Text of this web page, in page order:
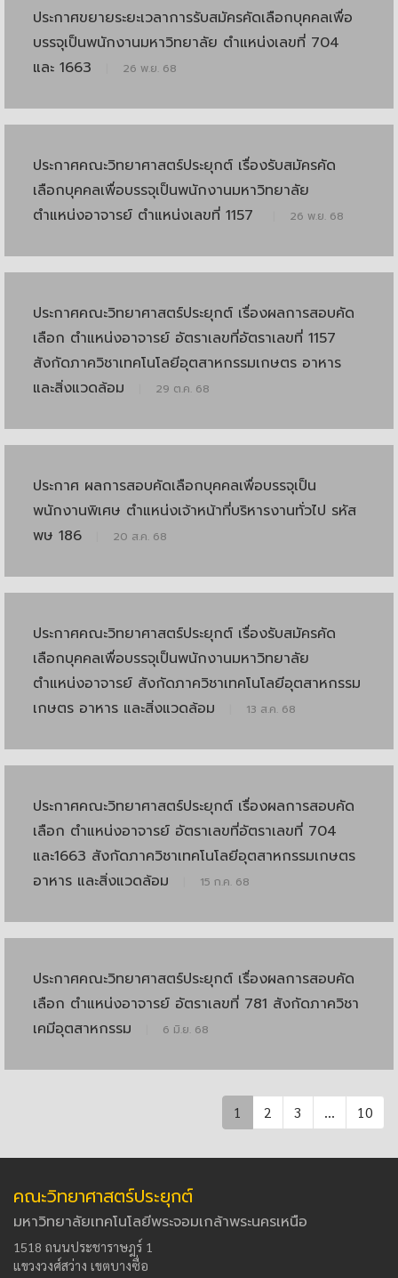
ประกาศขยายระยะเวลาการรับสมัครคัดเลือกบุคคลเพื่อ
บรรจุเป็นพนักงานมหาวิทยาลัย ตำแหน่งเลขที่ 704
และ 1663
26 พ.ย. 68
ประกาศคณะวิทยาศาสตร์ประยุกต์ เรื่องรับสมัครคัด
เลือกบุคคลเพื่อบรรจุเป็นพนักงานมหาวิทยาลัย
ตำแหน่งอาจารย์ ตำแหน่งเลขที่ 1157
26 พ.ย. 68
ประกาศคณะวิทยาศาสตร์ประยุกต์ เรื่องผลการสอบคัด
เลือก ตำแหน่งอาจารย์ อัตราเลขที่อัตราเลขที่ 1157
สังกัดภาควิชาเทคโนโลยีอุตสาหกรรมเกษตร อาหาร
และสิ่งแวดล้อม
29 ต.ค. 68
ประกาศ ผลการสอบคัดเลือกบุคคลเพื่อบรรจุเป็น
พนักงานพิเศษ ตำแหน่งเจ้าหน้าที่บริหารงานทั่วไป รหัส
พษ 186
20 ส.ค. 68
ประกาศคณะวิทยาศาสตร์ประยุกต์ เรื่องรับสมัครคัด
เลือกบุคคลเพื่อบรรจุเป็นพนักงานมหาวิทยาลัย
ตำแหน่งอาจารย์ สังกัดภาควิชาเทคโนโลยีอุตสาหกรรม
เกษตร อาหาร และสิ่งแวดล้อม
13 ส.ค. 68
ประกาศคณะวิทยาศาสตร์ประยุกต์ เรื่องผลการสอบคัด
เลือก ตำแหน่งอาจารย์ อัตราเลขที่อัตราเลขที่ 704
และ1663 สังกัดภาควิชาเทคโนโลยีอุตสาหกรรมเกษตร
อาหาร และสิ่งแวดล้อม
15 ก.ค. 68
ประกาศคณะวิทยาศาสตร์ประยุกต์ เรื่องผลการสอบคัด
เลือก ตำแหน่งอาจารย์ อัตราเลขที่ 781 สังกัดภาควิชา
เคมีอุตสาหกรรม
6 มิ.ย. 68
1 2 3 ... 10
คณะวิทยาศาสตร์ประยุกต์
มหาวิทยาลัยเทคโนโลยีพระจอมเกล้าพระนครเหนือ
1518 ถนนประชาราษฎร์ 1
แขวงวงศ์สว่าง เขตบางซื่อ